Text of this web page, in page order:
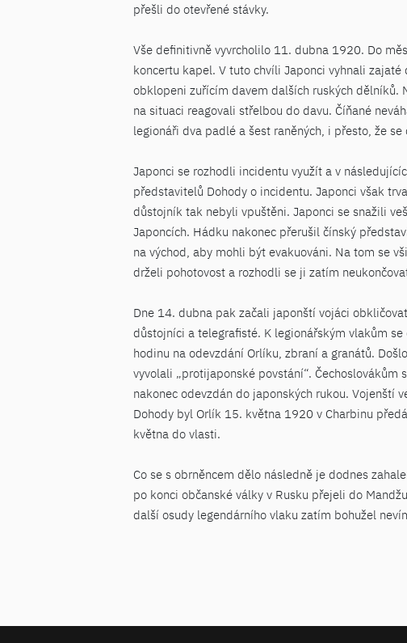
přešli do otevřené stávky.
Vše definitivně vyvrcholilo 11. dubna 1920. Do
koncertu kapel. V tuto chvíli Japonci vyhnali
obklopeni zuřícím davem dalších ruských dělníků.
na situaci reagovali střelbou do davu. Číňané
legionáři dva padlé a šest raněných, i přesto, že
Japonci se rozhodli incidentu využít a v
představitelů Dohody o incidentu. Japonci však
důstojník tak nebyli vpuštěni. Japonci se snažili
Japoncích. Hádku nakonec přerušil čínský
na východ, aby mohli být evakuováni. Na tom se
drželi pohotovost a rozhodli se ji zatím
Dne 14. dubna pak začali japonští vojáci
důstojníci a telegrafisté. K legionářským vlakům
hodinu na odevzdání Orlíku, zbraní a granátů.
vyvolali „protijaponské povstání“.
nakonec odevzdán do japonských rukou.
Dohody byl Orlík 15. května 1920 v Charbinu
května do vlasti.
Co se s obrněncem dělo následně je dodnes
po konci občanské války v Rusku přejeli do
další osudy legendárního vlaku zatím bohužel